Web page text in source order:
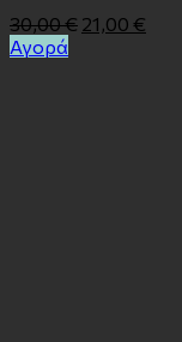
30,00€ 21,00 €
Αγορά